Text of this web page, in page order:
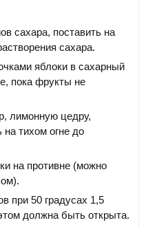
сахара, поставить на
сахара.
яблоки в сахарный
пока фрукты не
лимонную цедру,
на тихом огне до
на противне (можно
при 50 градусах 1,5
должна быть открыта.